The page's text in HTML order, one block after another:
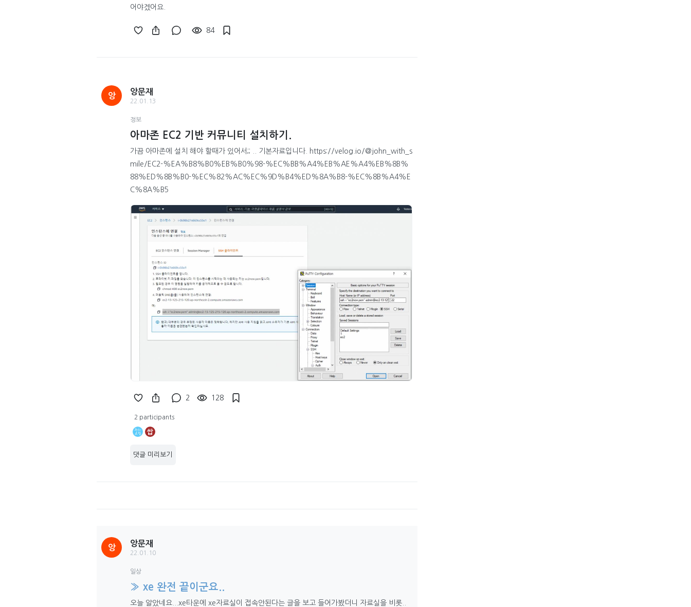
어야겠어요.
84
앙
앙문재
22.01.13
정보
아마존 EC2 기반 커뮤니티 설치하기.
가끔 아마존에 설치 해야 할때가 있어서;; .. 기본자료입니다. https://velog.io/@john_with_s
mile/EC2-%EA%B8%B0%EB%B0%98-%EC%BB%A4%EB%AE%A4%EB%8B%
88%ED%8B%B0-%EC%82%AC%EC%9D%B4%ED%8A%B8-%EC%8B%A4%E
C%8A%B5
2 128
2 participants
쌉
댓글 미리보기
앙
앙문재
22.01.10
일상
» xe 완전 끝이군요..
오늘 알았네요...xe타운에 xe자료실이 접속안된다는 글을 보고 들어가봤더니 자료실을 비롯..